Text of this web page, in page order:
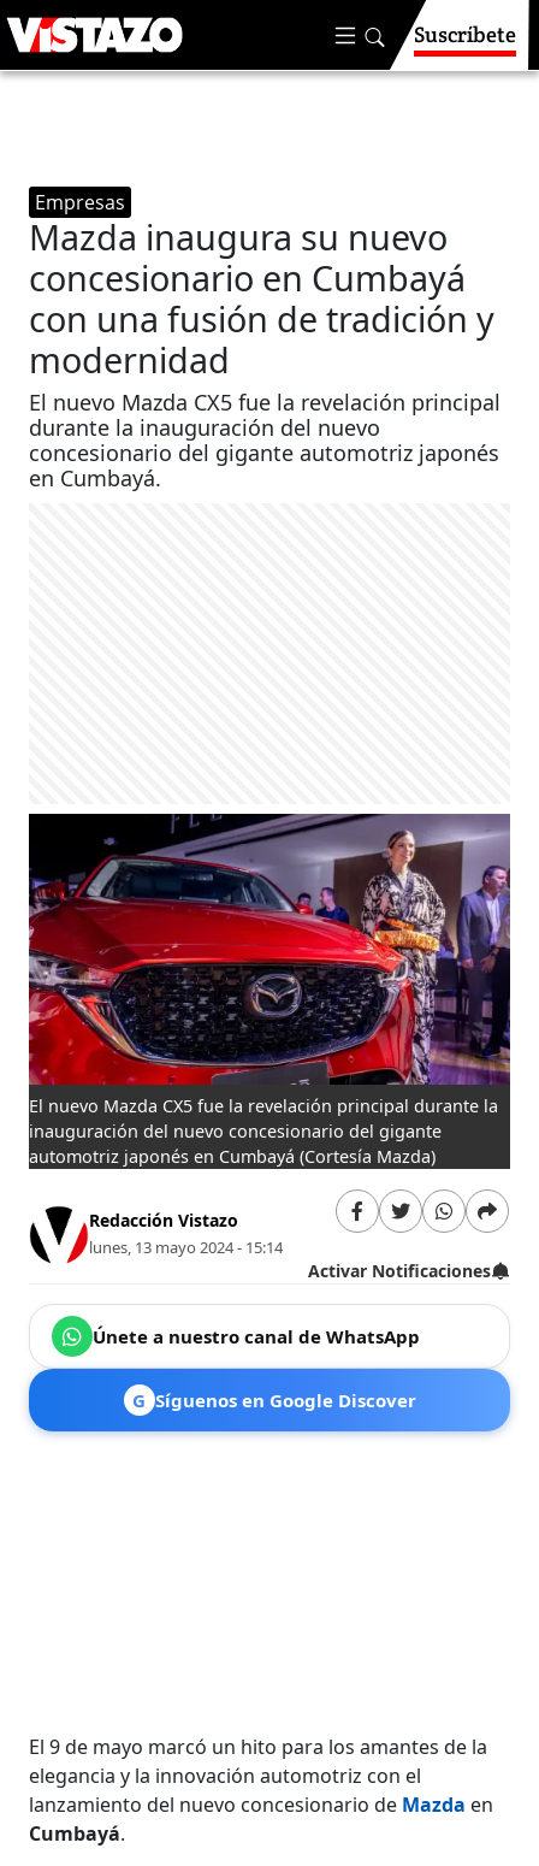
Suscríbete
Empresas
Mazda inaugura su nuevo
concesionario en Cumbayá
con una fusión de tradición y
modernidad
El nuevo Mazda CX5 fue la revelación principal
durante la inauguración del nuevo
concesionario del gigante automotriz japonés
en Cumbayá.
El nuevo Mazda CX5 fue la revelación principal durante la
inauguración del nuevo concesionario del gigante
automotriz japonés en Cumbayá (Cortesía Mazda)
Redacción Vistazo
lunes, 13 mayo 2024 - 15:14
Activar Notificaciones
Únete a nuestro canal de WhatsApp
G Síguenos en Google Discover
El 9 de mayo marcó un hito para los amantes de la
elegancia y la innovación automotriz con el
lanzamiento del nuevo concesionario de Mazda en
Cumbayá.